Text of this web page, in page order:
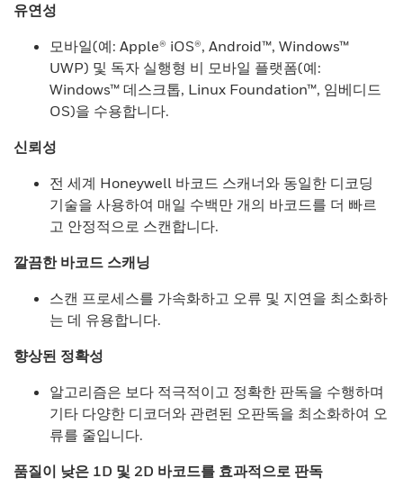
유연성
모바일(예: Apple® iOS®, Android™, Windows™
UWP) 및 독자 실행형 비 모바일 플랫폼(예:
Windows™ 데스크톱, Linux Foundation™, 임베디드
OS)을 수용합니다.
신뢰성
전 세계 Honeywell 바코드 스캐너와 동일한 디코딩
기술을 사용하여 매일 수백만 개의 바코드를 더 빠르
고 안정적으로 스캔합니다.
깔끔한 바코드 스캐닝
스캔 프로세스를 가속화하고 오류 및 지연을 최소화하
는 데 유용합니다.
향상된 정확성
알고리즘은 보다 적극적이고 정확한 판독을 수행하며
기타 다양한 디코더와 관련된 오판독을 최소화하여 오
류를 줄입니다.
품질이 낮은 1D 및 2D 바코드를 효과적으로 판독